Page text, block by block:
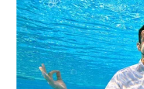
WN
SUBANG
WN